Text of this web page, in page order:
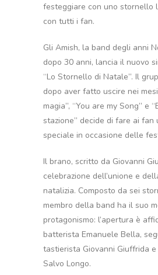
festeggiare con uno stornello
con tutti i fan.
Gli Amish, la band degli anni
dopo 30 anni, lancia il nuovo
“Lo Stornello di Natale”. Il
dopo aver fatto uscire nei mesi
magia”, “You are my Song” e
stazione” decide di fare ai fan
speciale in occasione delle
Il brano, scritto da Giovanni
celebrazione dell’unione e
natalizia. Composto da sei
membro della band ha il suo
protagonismo: l’apertura è
batterista Emanuele Bella,
tastierista Giovanni Giuffrida
Salvo Longo.